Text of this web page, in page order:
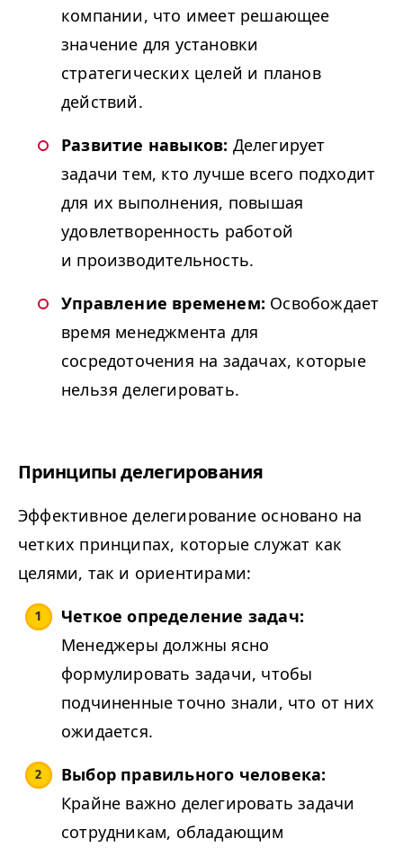
компании, что имеет решающее
значение для установки
стратегических целей и планов
действий.
Развитие навыков: Делегирует
задачи тем, кто лучше всего подходит
для их выполнения, повышая
удовлетворенность работой
и производительность.
Управление временем: Освобождает
время менеджмента для
сосредоточения на задачах, которые
нельзя делегировать.
Принципы делегирования
Эффективное делегирование основано на
четких принципах, которые служат как
целями, так и ориентирами:
Четкое определение задач:
Менеджеры должны ясно
формулировать задачи, чтобы
подчиненные точно знали, что от них
ожидается.
Выбор правильного человека:
Крайне важно делегировать задачи
сотрудникам, обладающим